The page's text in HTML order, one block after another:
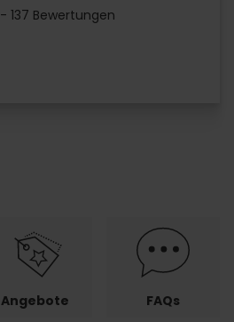
- 137 Bewertungen
Angebote FAQs